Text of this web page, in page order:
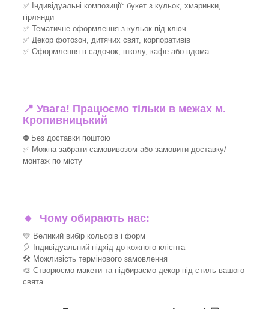
✅ Індивідуальні композиції: букет з кульок, хмаринки,
гірлянди
✅ Тематичне оформлення з кульок під ключ
✅ Декор фотозон, дитячих свят, корпоративів
✅ Оформлення в садочок, школу, кафе або вдома
📍 Увага! Працюємо тільки в межах м.
Кропивницький
⛔ Без доставки поштою
✅ Можна забрати самовивозом або замовити доставку/
монтаж по місту
🔹 Чому обирають нас:
💛 Великий вибір кольорів і форм
🎈 Індивідуальний підхід до кожного клієнта
🛠 Можливість термінового замовлення
🎨 Створюємо макети та підбираємо декор під стиль вашого
свята